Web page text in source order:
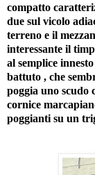
compatto
due sul vicolo
terreno e il
interessante il
al semplice
battuto , che
poggia uno scudo
cornice
poggianti su un